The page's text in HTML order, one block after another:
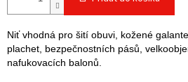
Niť vhodná pro šití obuvi, kožené
plachet, bezpečnostních pásů,
nafukovacích balonů.